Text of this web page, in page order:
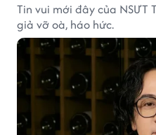
Tin vui mới đây của NSƯT
giả vỡ oà, háo hức.